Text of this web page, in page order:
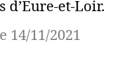
d’Eure-et-Loir.
14/11/2021